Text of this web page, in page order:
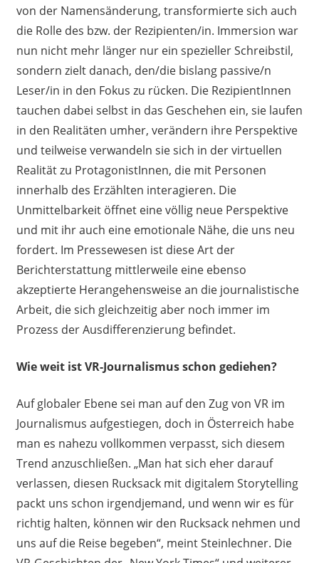
von der Namensänderung, transformierte sich auch
die Rolle des bzw. der Rezipienten/in. Immersion war
nun nicht mehr länger nur ein spezieller Schreibstil,
sondern zielt danach, den/die bislang passive/n
Leser/in in den Fokus zu rücken. Die RezipientInnen
tauchen dabei selbst in das Geschehen ein, sie laufen
in den Realitäten umher, verändern ihre Perspektive
und teilweise verwandeln sie sich in der virtuellen
Realität zu ProtagonistInnen, die mit Personen
innerhalb des Erzählten interagieren. Die
Unmittelbarkeit öffnet eine völlig neue Perspektive
und mit ihr auch eine emotionale Nähe, die uns neu
fordert. Im Pressewesen ist diese Art der
Berichterstattung mittlerweile eine ebenso
akzeptierte Herangehensweise an die journalistische
Arbeit, die sich gleichzeitig aber noch immer im
Prozess der Ausdifferenzierung befindet.
Wie weit ist VR-Journalismus schon gediehen?
Auf globaler Ebene sei man auf den Zug von VR im
Journalismus aufgestiegen, doch in Österreich habe
man es nahezu vollkommen verpasst, sich diesem
Trend anzuschließen. „Man hat sich eher darauf
verlassen, diesen Rucksack mit digitalem Storytelling
packt uns schon irgendjemand, und wenn wir es für
richtig halten, können wir den Rucksack nehmen und
uns auf die Reise begeben“, meint Steinlechner. Die